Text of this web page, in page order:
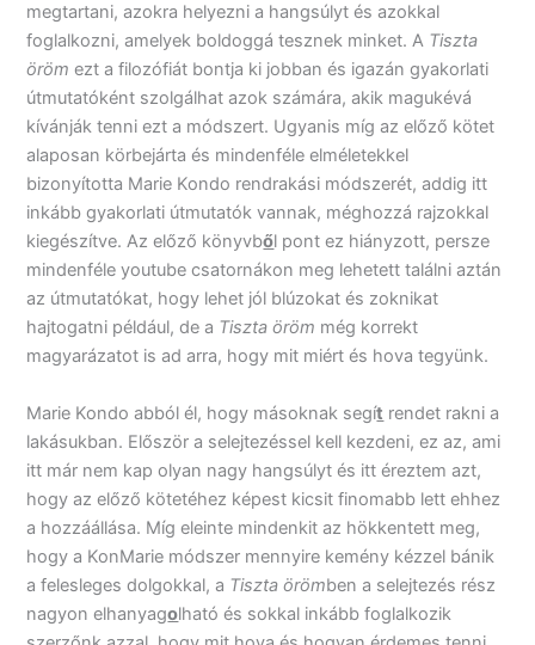
megtartani, azokra helyezni a hangsúlyt és azokkal
foglalkozni, amelyek boldoggá tesznek minket. A Tiszta
öröm ezt a filozófiát bontja ki jobban és igazán gyakorlati
útmutatóként szolgálhat azok számára, akik magukévá
kívánják tenni ezt a módszert. Ugyanis míg az előző kötet
alaposan körbejárta és mindenféle elméletekkel
bizonyította Marie Kondo rendrakási módszerét, addig itt
inkább gyakorlati útmutatók vannak, méghozzá rajzokkal
kiegészítve. Az előző könyvből pont ez hiányzott, persze
mindenféle youtube csatornákon meg lehetett találni aztán
az útmutatókat, hogy lehet jól blúzokat és zoknikat
hajtogatni például, de a Tiszta öröm még korrekt
magyarázatot is ad arra, hogy mit miért és hova tegyünk.
Marie Kondo abból él, hogy másoknak segít rendet rakni a
lakásukban. Először a selejtezéssel kell kezdeni, ez az, ami
itt már nem kap olyan nagy hangsúlyt és itt éreztem azt,
hogy az előző kötetéhez képest kicsit finomabb lett ehhez
a hozzáállása. Míg eleinte mindenkit az hökkentett meg,
hogy a KonMarie módszer mennyire kemény kézzel bánik
a felesleges dolgokkal, a Tiszta örömben a selejtezés rész
nagyon elhanyagolható és sokkal inkább foglalkozik